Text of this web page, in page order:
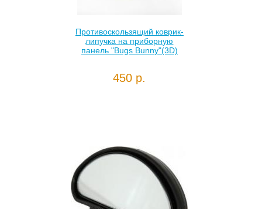
Противоскользящий коврик-
липучка на приборную
панель "Bugs Bunny"(3D)
450 р.